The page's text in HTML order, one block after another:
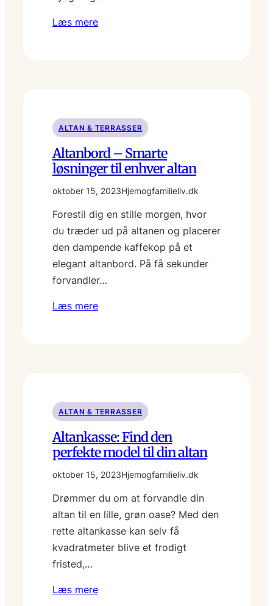
Læs mere
ALTAN & TERRASSER
Altanbord – Smarte
løsninger til enhver altan
oktober 15, 2023Hjemogfamilieliv.dk
Forestil dig en stille morgen, hvor
du træder ud på altanen og placerer
den dampende kaffekop på et
elegant altanbord. På få sekunder
forvandler…
Læs mere
ALTAN & TERRASSER
Altankasse: Find den
perfekte model til din altan
oktober 15, 2023Hjemogfamilieliv.dk
Drømmer du om at forvandle din
altan til en lille, grøn oase? Med den
rette altankasse kan selv få
kvadratmeter blive et frodigt
fristed,…
Læs mere